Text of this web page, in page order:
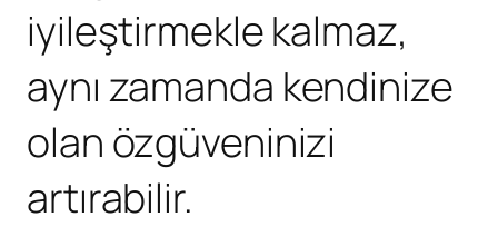
iyileştirmekle kalmaz,
aynı zamanda kendinize
olan özgüveninizi
artırabilir.